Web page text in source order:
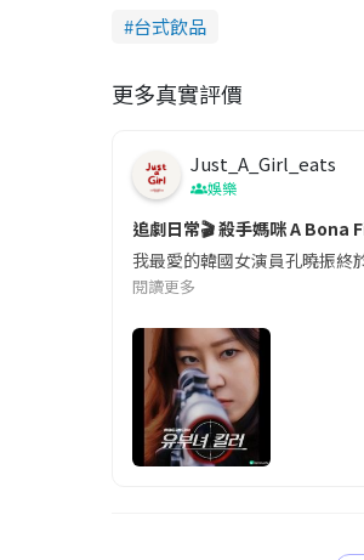
台式飲品
更多真實評價
Just_A_Girl_eats
娛樂
追劇日常🎬 殺手媽咪 A Bona
我最愛的韓國女演員孔曉振終
閱讀更多